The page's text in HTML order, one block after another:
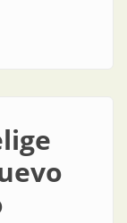
de electricistas